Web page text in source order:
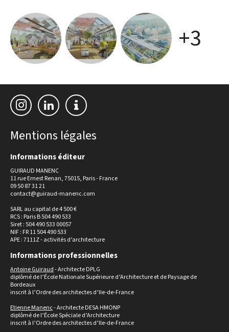
+3
Mentions légales
Informations éditeur
GUIRAUD MANENC
11 rue Ernest Renan, 75015, Paris - France
09 50 87 31 21
contact@guiraud-manenc.com
SARL au capital de 4 500 €
RCS : Paris B 504 490 533
Siret : 504 490 533 00057
NIF : FR 11 504 490 533
APE : 7111Z - activités d’architecture
Informations professionnelles
Antoine Guiraud- Architecte DPLG
diplômé de l’École Nationale Supérieure d’Architecture et de Paysage de
Bordeaux
inscrit à l’Ordre des architectes d’Ile-de-France
Etienne Manenc- Architecte DESA HMONP
diplômé de l’École Spéciale d’Architecture
inscrit à l’Ordre des architectes d’Ile-de-France